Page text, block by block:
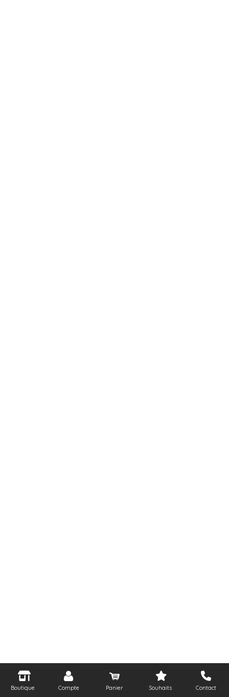
Boutique Compte Panier Souhaits Contact